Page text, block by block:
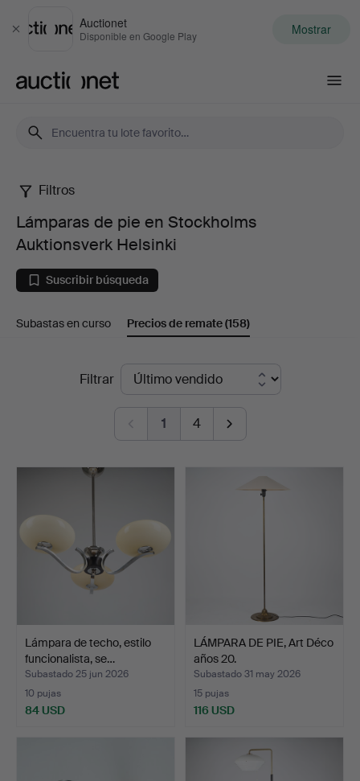
Cerrar
Auctionet
Disponible en Google Play Mostrar
Lámparas
de
pie
en
Auktionsverk
Filtros
Lámparas de pie en Stockholms
Auktionsverk Helsinki
Suscribir búsqueda
Subastas en curso Precios de remate(158)
Filtrar
1 4
Lámpara de techo, estilo
funcionalista, se…
Subastado 25 jun 2026
10 pujas
84 USD
LÁMPARA DE PIE, Art Déco
años 20.
Subastado 31 may 2026
15 pujas
116 USD